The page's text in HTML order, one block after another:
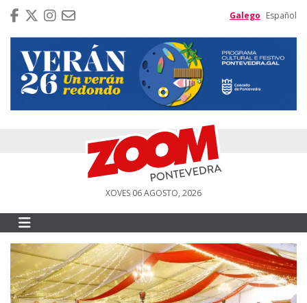
Galego Español
XOVES 06 AGOSTO, 2026